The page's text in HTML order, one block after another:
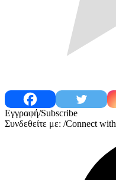
Εγγραφή/Subscribe
Συνδεθείτε με: /Connect with